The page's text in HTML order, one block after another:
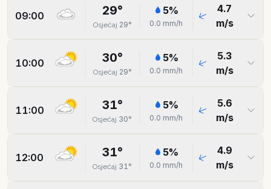
09:00 29°
Osjećaj 29°
5%
0.0 mm/h
4.7
m/s
10:00 30°
Osjećaj 29°
5%
0.0 mm/h
5.3
m/s
11:00 31°
Osjećaj 30°
5%
0.0 mm/h
5.6
m/s
12:00 31°
Osjećaj 31°
5%
0.0 mm/h
4.9
m/s